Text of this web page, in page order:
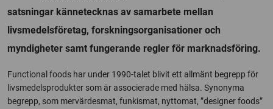
satsningar kännetecknas av samarbete mellan
livsmedelsföretag, forskningsorganisationer och
myndigheter samt fungerande regler för marknadsföring.
Functional foods har under 1990-talet blivit ett allmänt begrepp för
livsmedelsprodukter som är associerade med hälsa. Synonyma
begrepp, som mervärdesmat, funkismat, nyttomat, ”designer foods”